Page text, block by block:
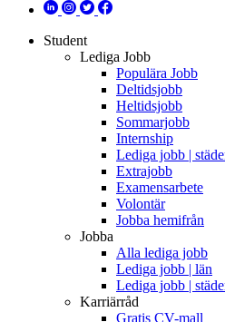
Student
Lediga Jobb
Populära Jobb
Deltidsjobb
Heltidsjobb
Sommarjobb
Internship
Lediga jobb |
Extrajobb
Examensarbete
Volontär
Jobba hemifrån
Jobba
Alla lediga jobb
Lediga jobb | län
Lediga jobb |
Karriärråd
Gratis CV-mall